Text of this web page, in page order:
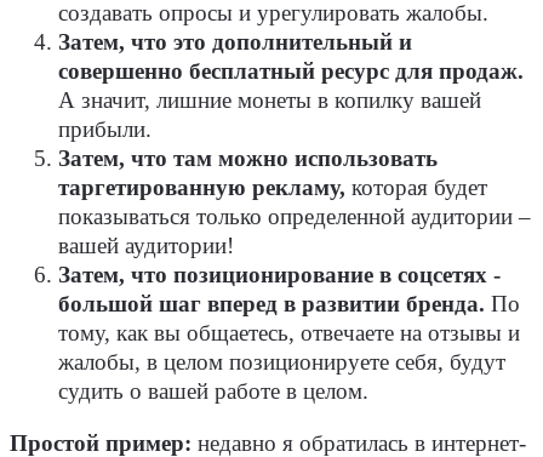
создавать опросы и урегулировать жалобы.
Затем, что это дополнительный и
совершенно бесплатный ресурс для продаж.
А значит, лишние монеты в копилку вашей
прибыли.
Затем, что там можно использовать
таргетированную рекламу, которая будет
показываться только определенной аудитории –
вашей аудитории!
Затем, что позиционирование в соцсетях -
большой шаг вперед в развитии бренда. По
тому, как вы общаетесь, отвечаете на отзывы и
жалобы, в целом позиционируете себя, будут
судить о вашей работе в целом.
Простой пример: недавно я обратилась в интернет-